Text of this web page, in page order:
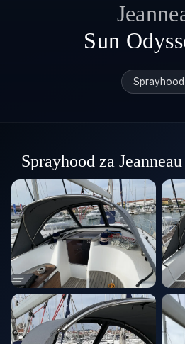
Sun
Sprayhood
Sprayhood za